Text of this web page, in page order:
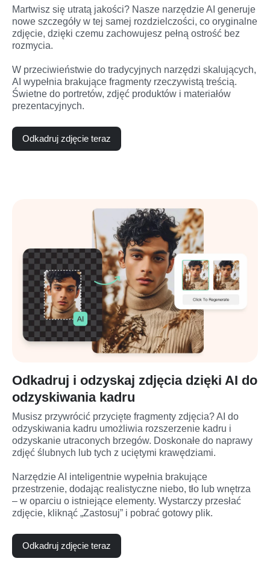
Martwisz się utratą jakości? Nasze narzędzie AI generuje
nowe szczegóły w tej samej rozdzielczości, co oryginalne
zdjęcie, dzięki czemu zachowujesz pełną ostrość bez
rozmycia.
W przeciwieństwie do tradycyjnych narzędzi skalujących,
AI wypełnia brakujące fragmenty rzeczywistą treścią.
Świetne do portretów, zdjęć produktów i materiałów
prezentacyjnych.
Odkadruj zdjęcie teraz
Odkadruj i odzyskaj zdjęcia dzięki AI do
odzyskiwania kadru
Musisz przywrócić przycięte fragmenty zdjęcia? AI do
odzyskiwania kadru umożliwia rozszerzenie kadru i
odzyskanie utraconych brzegów. Doskonałe do naprawy
zdjęć ślubnych lub tych z uciętymi krawędziami.
Narzędzie AI inteligentnie wypełnia brakujące
przestrzenie, dodając realistyczne niebo, tło lub wnętrza
– w oparciu o istniejące elementy. Wystarczy przesłać
zdjęcie, kliknąć „Zastosuj” i pobrać gotowy plik.
Odkadruj zdjęcie teraz